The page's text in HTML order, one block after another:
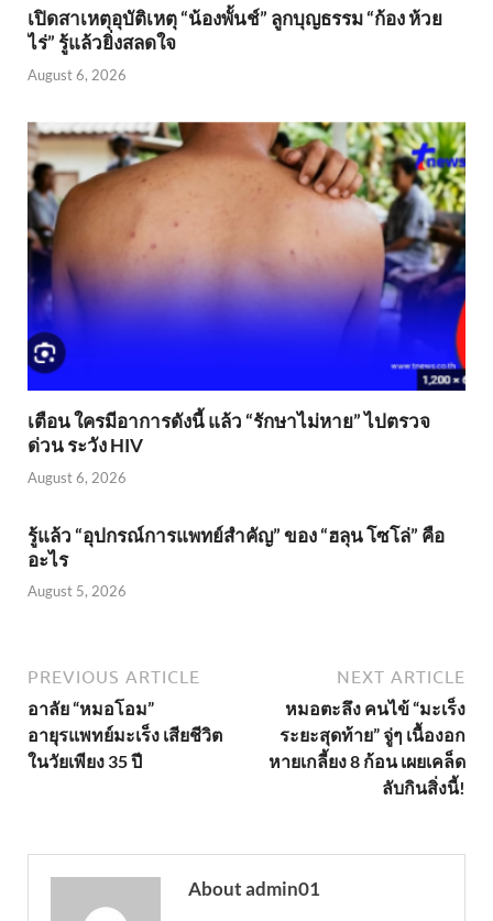
เปิดสาเหตุอุบัติเหตุ “น้องพั้นช์” ลูกบุญธรรม “ก้อง ห้วย
ไร่” รู้แล้วยิ่งสลดใจ
August 6, 2026
เตือน ใครมีอาการดังนี้ แล้ว “รักษาไม่หาย” ไปตรวจ
ด่วน ระวัง HIV
August 6, 2026
รู้แล้ว “อุปกรณ์การแพทย์สำคัญ” ของ “ฮลุน โซโล่” คือ
อะไร
August 5, 2026
PREVIOUS ARTICLE
อาลัย “หมอโอม”
อายุรแพทย์มะเร็ง เสียชีวิต
ในวัยเพียง 35 ปี
NEXT ARTICLE
หมอตะลึง คนไข้ “มะเร็ง
ระยะสุดท้าย” จู่ๆ เนื้องอก
หายเกลี้ยง 8 ก้อน เผยเคล็ด
ลับกินสิ่งนี้!
About admin01